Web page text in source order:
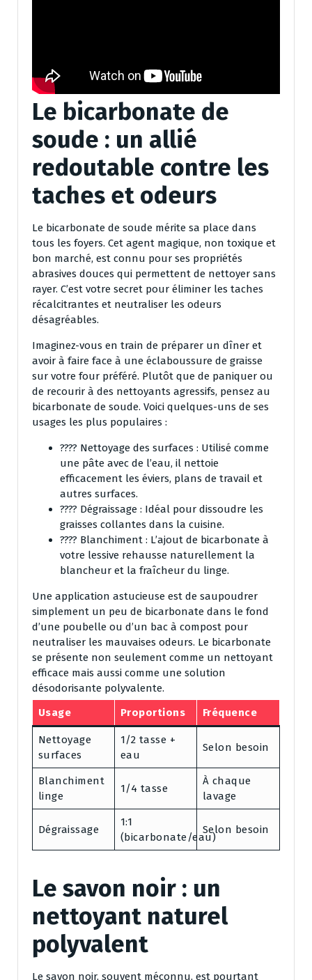
Le bicarbonate de
soude : un allié
redoutable contre les
taches et odeurs
Le bicarbonate de soude mérite sa place dans
tous les foyers. Cet agent magique, non toxique et
bon marché, est connu pour ses propriétés
abrasives douces qui permettent de nettoyer sans
rayer. C’est votre secret pour éliminer les taches
récalcitrantes et neutraliser les odeurs
désagréables.
Imaginez-vous en train de préparer un dîner et
avoir à faire face à une éclaboussure de graisse
sur votre four préféré. Plutôt que de paniquer ou
de recourir à des nettoyants agressifs, pensez au
bicarbonate de soude. Voici quelques-uns de ses
usages les plus populaires :
???? Nettoyage des surfaces : Utilisé comme
une pâte avec de l’eau, il nettoie
efficacement les éviers, plans de travail et
autres surfaces.
???? Dégraissage : Idéal pour dissoudre les
graisses collantes dans la cuisine.
???? Blanchiment : L’ajout de bicarbonate à
votre lessive rehausse naturellement la
blancheur et la fraîcheur du linge.
Une application astucieuse est de saupoudrer
simplement un peu de bicarbonate dans le fond
d’une poubelle ou d’un bac à compost pour
neutraliser les mauvaises odeurs. Le bicarbonate
se présente non seulement comme un nettoyant
efficace mais aussi comme une solution
désodorisante polyvalente.
Usage
Proportions Fréquence
Nettoyage
surfaces
1/2 tasse +
eau
Selon besoin
Blanchiment
linge
1/4 tasse
À chaque
lavage
Dégraissage
1:1
(bicarbonate/eau)
Selon besoin
Le savon noir : un
nettoyant naturel
polyvalent
Le savon noir, souvent méconnu, est pourtant